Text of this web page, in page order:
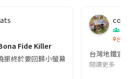
Fide Killer
振終於要回歸小螢幕啦!這次的劇本改編
co
吹
台灣
台灣地鐵宣
閱讀更多